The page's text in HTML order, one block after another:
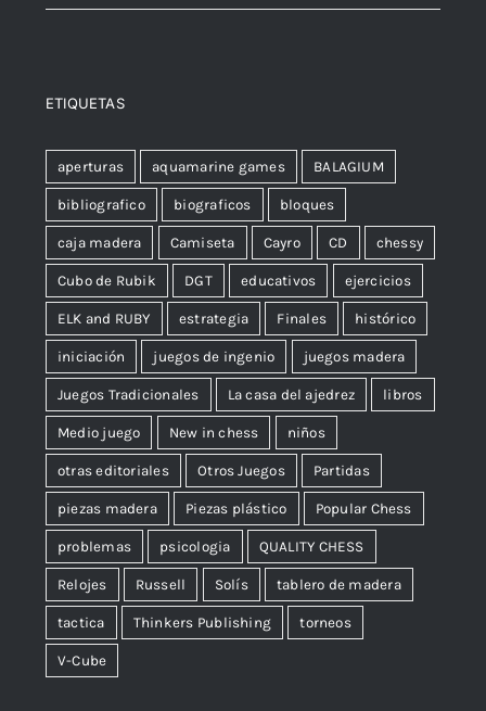
ETIQUETAS
aperturas aquamarine games BALAGIUM
bibliografico biograficos bloques
caja madera Camiseta Cayro CD chessy
Cubo de Rubik DGT educativos ejercicios
ELK and RUBY estrategia Finales histórico
iniciación juegos de ingenio juegos madera
Juegos Tradicionales La casa del ajedrez libros
Medio juego New in chess niños
otras editoriales Otros Juegos Partidas
piezas madera Piezas plástico Popular Chess
problemas psicologia QUALITY CHESS
Relojes Russell Solís tablero de madera
tactica Thinkers Publishing torneos
V-Cube